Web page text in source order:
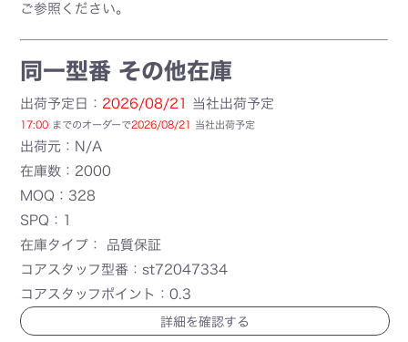
ご参照ください。
同一型番 その他在庫
出荷予定日： 2026/08/21 当社出荷予定
17:00 までのオーダーで2026/08/21 当社出荷予定
出荷元：N/A
在庫数：2000
MOQ：328
SPQ：1
在庫タイプ： 品質保証
コアスタッフ型番：st72047334
コアスタッフポイント：0.3
詳細を確認する